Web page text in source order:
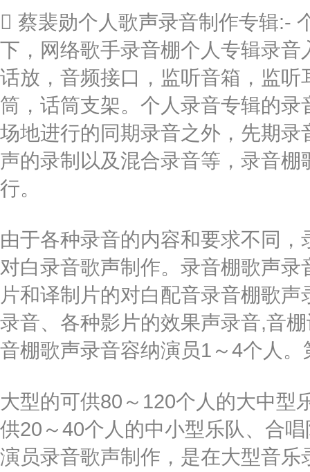
 蔡裴勋个人歌声录音制作专辑:-
下，网络歌手录音棚个人专辑录
话放，音频接口，监听音箱，监
筒，话筒支架。个人录音专辑的
场地进行的同期录音之外，先期
声的录制以及混合录音等，录音
行。
由于各种录音的内容和要求不同
对白录音歌声制作。录音棚歌声
片和译制片的对白配音录音棚歌
录音、各种影片的效果声录音,音
音棚歌声录音容纳演员1～4个人
大型的可供80～120个人的大中型
供20～40个人的中小型乐队、合
演员录音歌声制作，是在大型音